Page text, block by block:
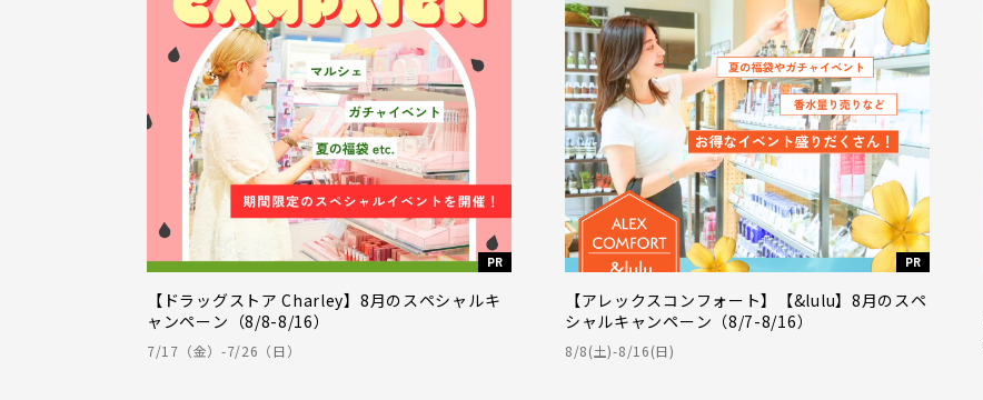
PR
【ドラッグストア Charley】8月のスペシャルキ
ャンペーン（8/8-8/16）
7/17（金）-7/26（日）
PR
【アレックスコンフォート】【&lulu】8月のスペ
シャルキャンペーン（8/7-8/16）
8/8(土)-8/16(日)